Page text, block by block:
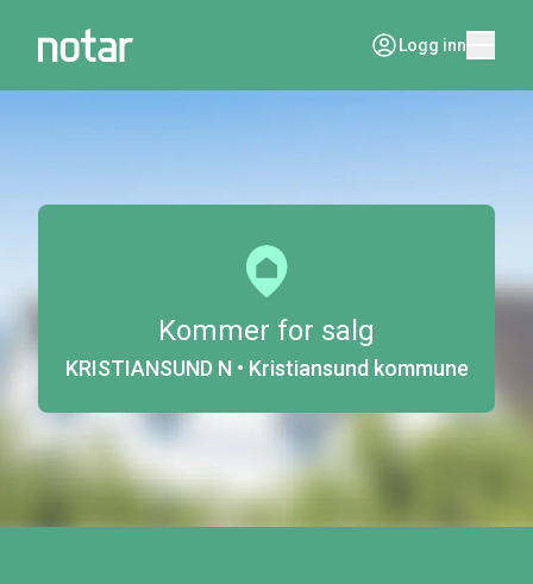
Logg inn
Kommer for salg
KRISTIANSUND N • Kristiansund kommune